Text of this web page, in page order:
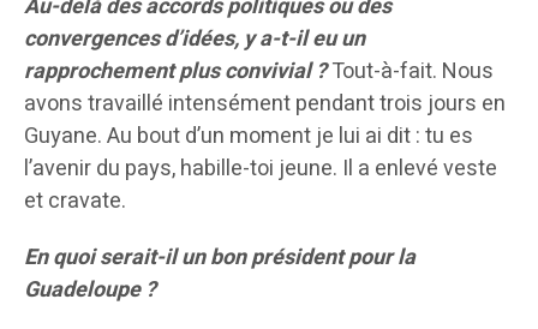
Au-delà des accords politiques ou des
convergences d’idées, y a-t-il eu un
rapprochement plus convivial ?Tout-à-fait. Nous
avons travaillé intensément pendant trois jours en
Guyane. Au bout d’un moment je lui ai dit : tu es
l’avenir du pays, habille-toi jeune. Il a enlevé veste
et cravate.
En quoi serait-il un bon président pour la
Guadeloupe ?